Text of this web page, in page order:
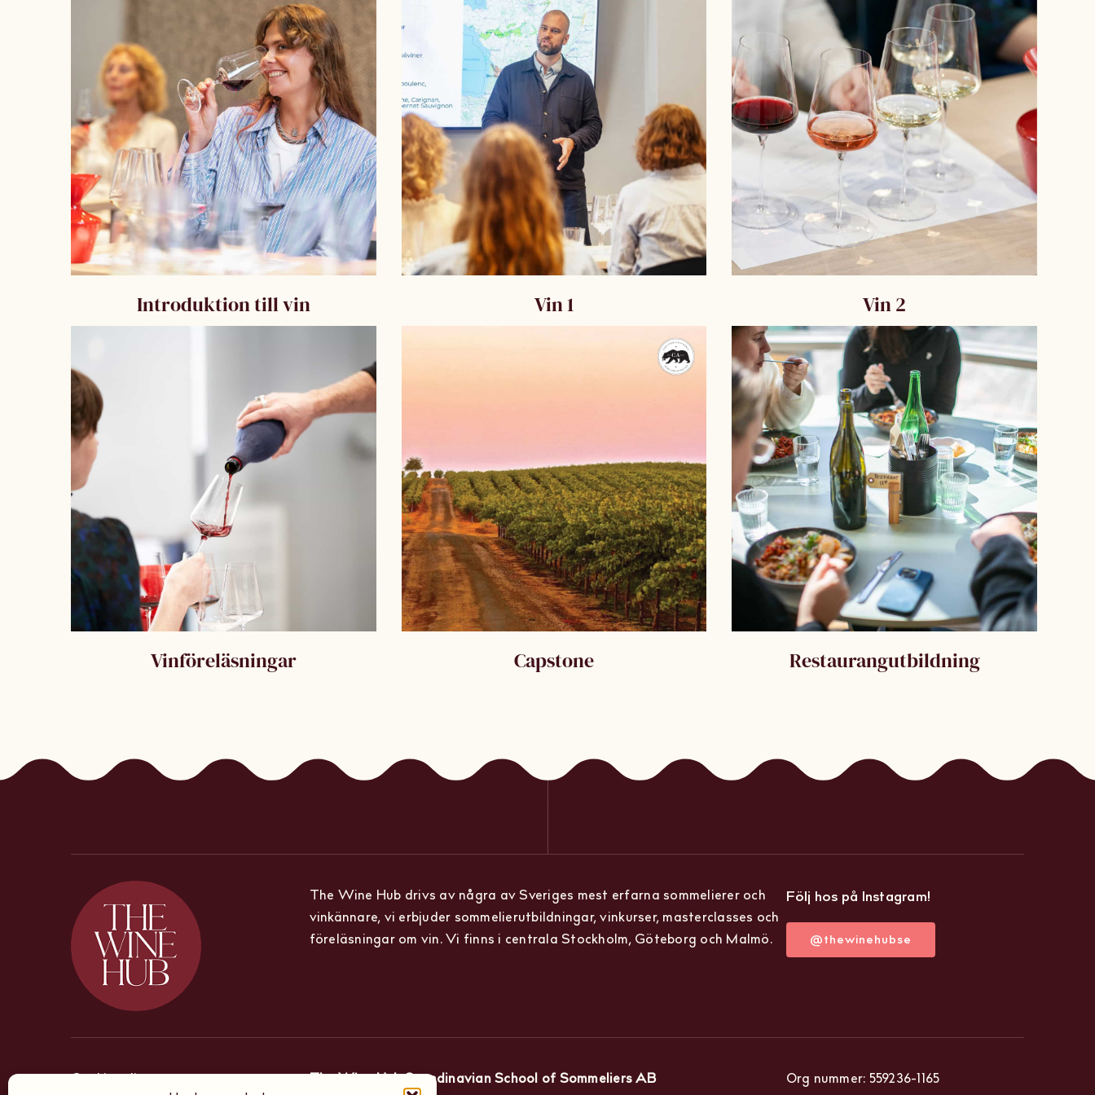
Introduktion till vin Vin 1 Vin 2
Vinföreläsningar Capstone Restaurangutbildning
The Wine Hub drivs av några av Sveriges mest erfarna sommelierer och
vinkännare, vi erbjuder sommelierutbildningar, vinkurser, masterclasses och
föreläsningar om vin. Vi finns i centrala Stockholm, Göteborg och Malmö.
Följ hos på Instagram!
@thewinehubse
Cookiepolicy The Wine Hub Scandinavian School of Sommeliers AB Org nummer: 559236-1165